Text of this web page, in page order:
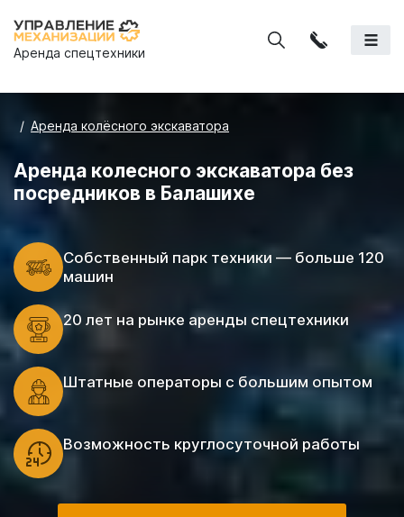
Аренда спецтехники
Аренда колёсного экскаватора
Аренда колесного экскаватора без
посредников в Балашихе
Cобственный парк техники — больше 120
машин
20 лет на рынке аренды спецтехники
Штатные операторы с большим опытом
Возможность круглосуточной работы